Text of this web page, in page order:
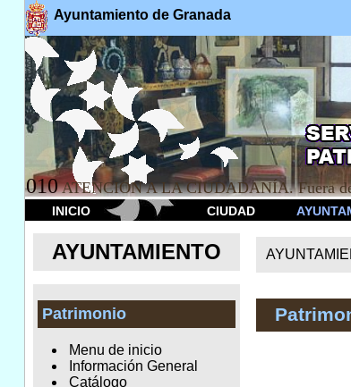
Ayuntamiento de Granada
010 ATENCION A LA CIUDADANÍA. Fuera
INICIO CIUDAD
AYUNTAMIENTO
Patrimonio
Menu de inicio
Información General
Catálogo